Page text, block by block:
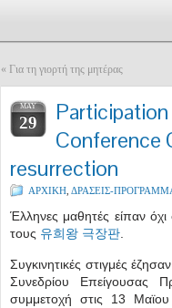
« Για τη γιορτή της μητέρας
MAY
29
Conference
resurrection
ΑΡΧΙΚΗ ΔΡΑΣΕΙΣ-
Έλληνες μαθητές είπαν
τους 유희왕 극장판.
Συγκινητικές στιγμές
Συνεδρίου Επείγουσας
συμμετοχή στις 13